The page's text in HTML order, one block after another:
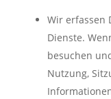
Wir erfassen
Dienste.
besuchen
Nutzung,